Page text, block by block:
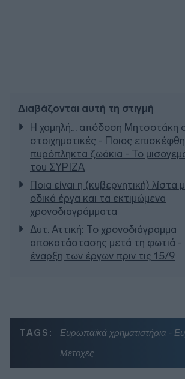
Διαβάζονται αυτή τη στιγμή
Η χαμηλή… απόδοση Μητσοτάκη
στοιχηματικές - Ποιος
πυρόπληκτα ζωάκια - Το
του ΣΥΡΙΖΑ
Ποια είναι η (κυβερνητική) λίστα
οδικά έργα και τα εκτιμώμενα
χρονοδιαγράμματα
Δυτ. Αττική: Το χρονοδιάγραμμα
αποκατάστασης μετά τη φωτιά -
έναρξη των έργων πριν τις 15/9
TAGS:
Ευρωπαϊκά χρηματιστήρια -
Μετοχές